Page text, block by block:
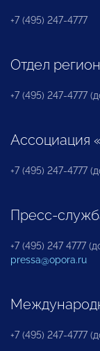
+7 (495) 247-4777
Отдел
+7 (495) 247-4777
Ассоциация
+7 (495) 247-4777
Пресс-
+7 (495) 247 4777
pressa@opora.ru
+7 (495) 247-4777